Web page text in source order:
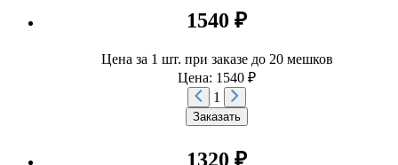
1540 ₽
Цена за 1 шт. при заказе до 20 мешков
Цена: 1540 ₽
1
Заказать
1320 ₽